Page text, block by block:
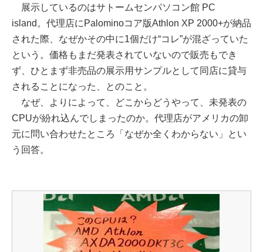
展示しているのはサトームセンパソコン館 PC
island。代理店にPalominoコア版Athlon XP 2000+が納品
された際、なぜかその中に1個だけ“コレ”が混ざっていた
という。価格もまだ発表されていないので販売もでき
ず、ひとまず非売品の展示用サンプルとして同店に貸与
されることになった、とのこと。
なぜ、よりによって、どこからどうやって、未発表の
CPUが紛れ込んでしまったのか。代理店がアメリカの卸
元に問い合わせたところ「なぜか全くわからない」とい
う回答。